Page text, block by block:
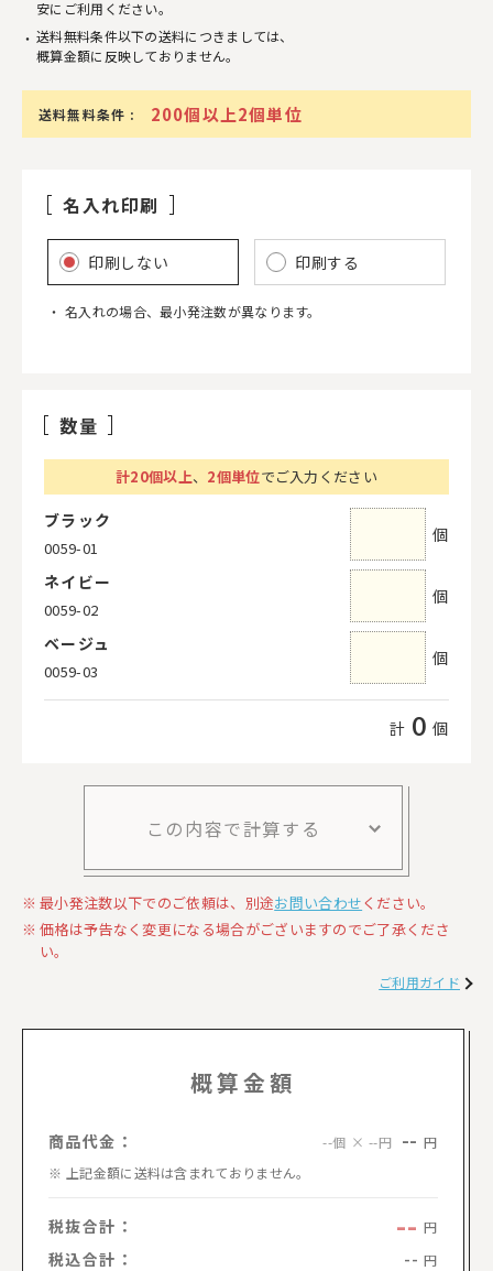
安にご利用ください。
送料無料条件以下の送料につきましては、
概算金額に反映しておりません。
送料無料条件 : 200個以上2個単位
名入れ印刷
印刷しない 印刷する
名入れの場合、最小発注数が異なります。
数量
計20個以上、 2個単位でご入力ください
ブラック
0059-01
個
ネイビー
0059-02
個
ベージュ
0059-03
個
計 0 個
この内容で計算する
最小発注数以下でのご依頼は、別途お問い合わせください。
価格は予告なく変更になる場合がございますのでご了承くださ
い。
ご利用ガイド
概算金額
商品代金： --個 × --円 -- 円
上記金額に送料は含まれておりません。
税抜合計： -- 円
税込合計： -- 円